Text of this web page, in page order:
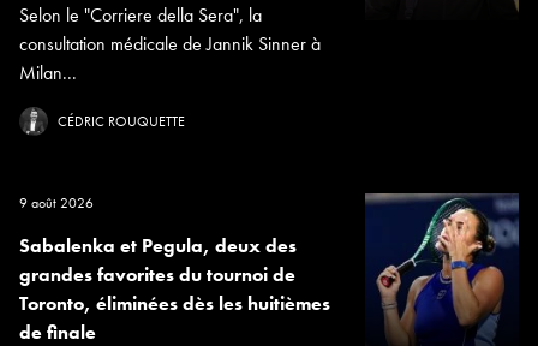
Selon le "Corriere della Sera", la
consultation médicale de Jannik Sinner à
Milan...
CÉDRIC ROUQUETTE
9 août 2026
Sabalenka et Pegula, deux des
grandes favorites du tournoi de
Toronto, éliminées dès les huitièmes
de finale